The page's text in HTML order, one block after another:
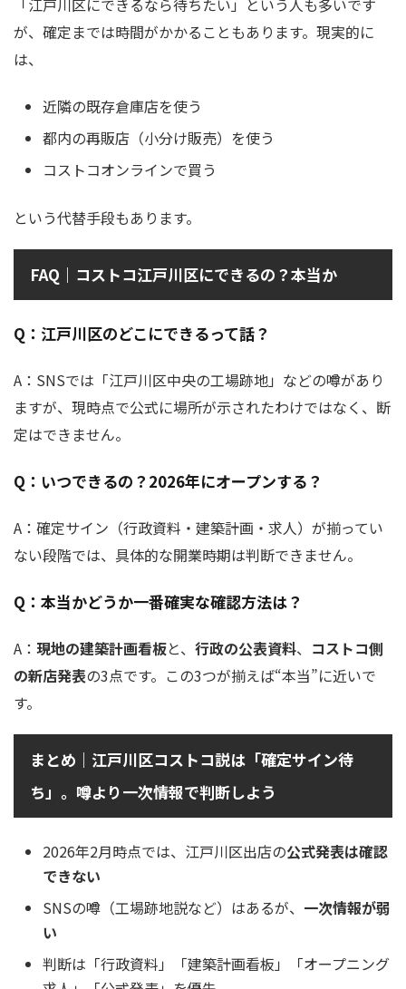
「江戸川区にできるなら待ちたい」という人も多いです
が、確定までは時間がかかることもあります。現実的に
は、
近隣の既存倉庫店を使う
都内の再販店（小分け販売）を使う
コストコオンラインで買う
という代替手段もあります。
FAQ｜コストコ江戸川区にできるの？本当か
Q：江戸川区のどこにできるって話？
A：SNSでは「江戸川区中央の工場跡地」などの噂があり
ますが、現時点で公式に場所が示されたわけではなく、断
定はできません。
Q：いつできるの？2026年にオープンする？
A：確定サイン（行政資料・建築計画・求人）が揃ってい
ない段階では、具体的な開業時期は判断できません。
Q：本当かどうか一番確実な確認方法は？
A： 現地の建築計画看板と、 行政の公表資料、 コストコ側
の新店発表の3点です。この3つが揃えば“本当”に近いで
す。
まとめ｜江戸川区コストコ説は「確定サイン待
ち」。噂より一次情報で判断しよう
2026年2月時点では、江戸川区出店の公式発表は確認
できない
SNSの噂（工場跡地説など）はあるが、 一次情報が弱
い
判断は「行政資料」「建築計画看板」「オープニング